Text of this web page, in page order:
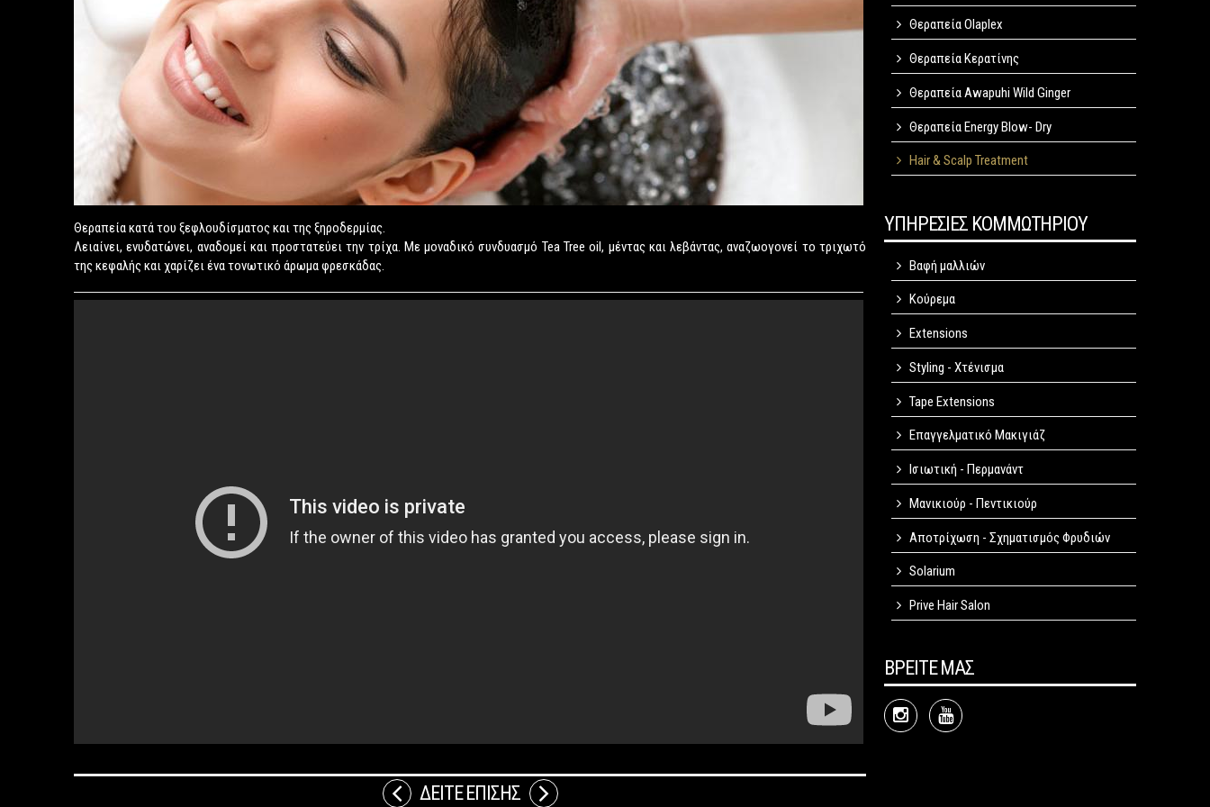
Θεραπεία κατά του ξεφλουδίσματος και της ξηροδερμίας.
Λειαίνει, ενυδατώνει, αναδομεί και προστατεύει την τρίχα. Με μοναδικό συνδυασμό Tea Tree oil, μέντας και λεβάντας, αναζωογονεί το τριχωτό
της κεφαλής και χαρίζει ένα τονωτικό άρωμα φρεσκάδας.
ΔΕΙΤΕ ΕΠΙΣΗΣ
Θεραπεία Olaplex
Θεραπεία Κερατίνης
Θεραπεία Awapuhi Wild Ginger
Θεραπεία Energy Blow- Dry
Hair & Scalp Treatment
ΥΠΗΡΕΣΙΕΣ ΚΟΜΜΩΤΗΡΙΟΥ
Βαφή μαλλιών
Κούρεμα
Extensions
Styling - Χτένισμα
Tape Extensions
Επαγγελματικό Μακιγιάζ
Ισιωτική - Περμανάντ
Μανικιούρ - Πεντικιούρ
Αποτρίχωση - Σχηματισμός Φρυδιών
Solarium
Prive Hair Salon
ΒΡΕΙΤΕ ΜΑΣ